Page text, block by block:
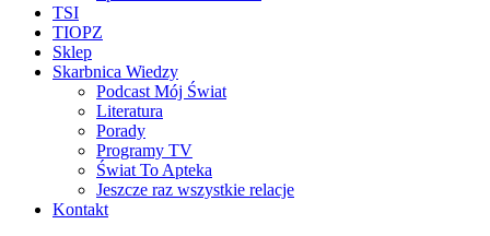
TSI
TIOPZ
Sklep
Skarbnica Wiedzy
Podcast Mój Świat
Literatura
Porady
Programy TV
Świat To Apteka
Jeszcze raz wszystkie relacje
Kontakt